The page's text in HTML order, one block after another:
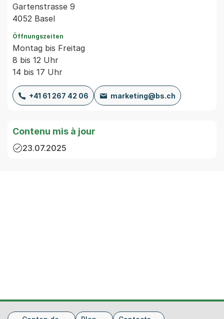
Gartenstrasse 9
4052 Basel
Öffnungszeiten
Montag bis Freitag
8 bis 12 Uhr
14 bis 17 Uhr
+41 61 267 42 06 marketing@bs.ch
Contenu mis à jour
23.07.2025
Fusszeile